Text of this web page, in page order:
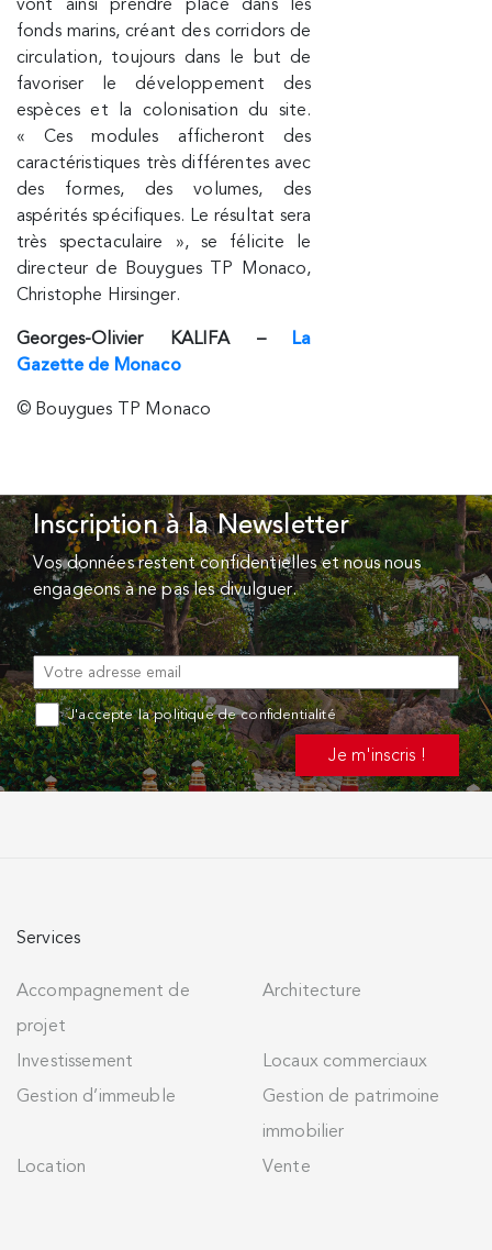
vont ainsi prendre place dans les
fonds marins, créant des corridors de
circulation, toujours dans le but de
favoriser le développement des
espèces et la colonisation du site.
« Ces modules afficheront des
caractéristiques très différentes avec
des formes, des volumes, des
aspérités spécifiques. Le résultat sera
très spectaculaire », se félicite le
directeur de Bouygues TP Monaco,
Christophe Hirsinger.
Georges-Olivier KALIFA – La
Gazette de Monaco
© Bouygues TP Monaco
Inscription à la Newsletter
Vos données restent confidentielles et nous nous
engageons à ne pas les divulguer.
J'accepte la politique de confidentialité
Services
Accompagnement de
projet
Architecture
Investissement
Locaux commerciaux
Gestion d’immeuble
Gestion de patrimoine
immobilier
Location
Vente